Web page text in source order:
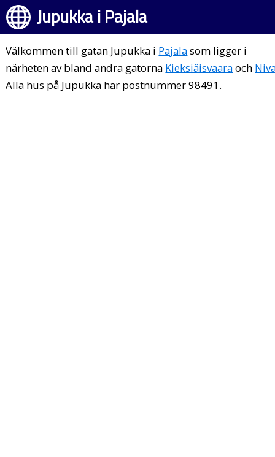
Jupukka i Pajala
Välkommen till gatan Jupukka i Pajalasom ligger i
närheten av bland andra gatorna Kieksiäisvaaraoch
Alla hus på Jupukka har postnummer 98491.